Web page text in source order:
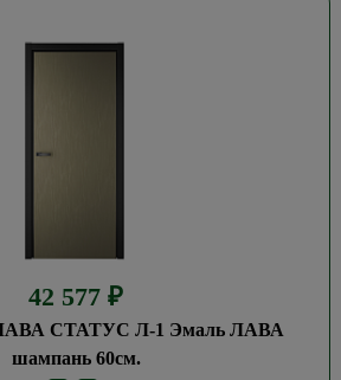
42 577 ₽
ЛАВА СТАТУС Л-1 Эмаль ЛАВА
шампань 60см.